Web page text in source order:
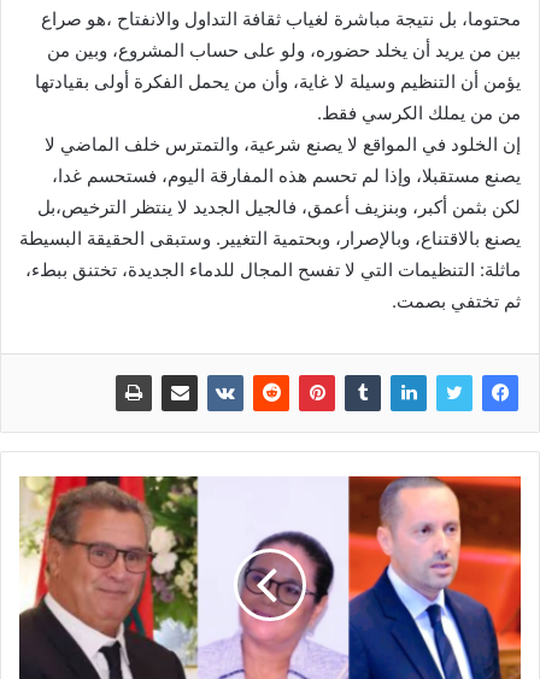
محتوما، بل نتيجة مباشرة لغياب ثقافة التداول والانفتاح ،هو صراع
بين من يريد أن يخلد حضوره، ولو على حساب المشروع، وبين من
يؤمن أن التنظيم وسيلة لا غاية، وأن من يحمل الفكرة أولى بقيادتها
من من يملك الكرسي فقط.
إن الخلود في المواقع لا يصنع شرعية، والتمترس خلف الماضي لا
يصنع مستقبلا، وإذا لم تحسم هذه المفارقة اليوم، فستحسم غدا،
لكن بثمن أكبر، وبنزيف أعمق، فالجيل الجديد لا ينتظر الترخيص،بل
يصنع بالاقتناع، وبالإصرار، وبحتمية التغيير. وستبقى الحقيقة البسيطة
ماثلة: التنظيمات التي لا تفسح المجال للدماء الجديدة، تختنق ببطء،
ثم تختفي بصمت.